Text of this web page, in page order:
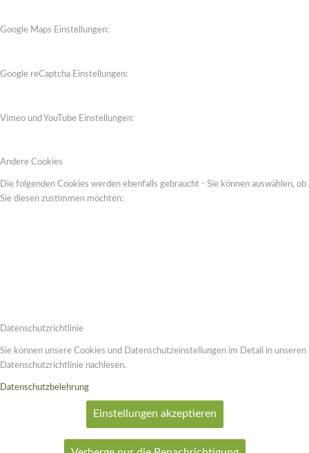
Google Maps Einstellungen:
Google reCaptcha Einstellungen:
Vimeo und YouTube Einstellungen:
Andere Cookies
Die folgenden Cookies werden ebenfalls gebraucht - Sie können auswählen, ob
Sie diesen zustimmen möchten:
Datenschutzrichtlinie
Sie können unsere Cookies und Datenschutzeinstellungen im Detail in unseren
Datenschutzrichtlinie nachlesen.
Datenschutzbelehrung
Einstellungen akzeptieren